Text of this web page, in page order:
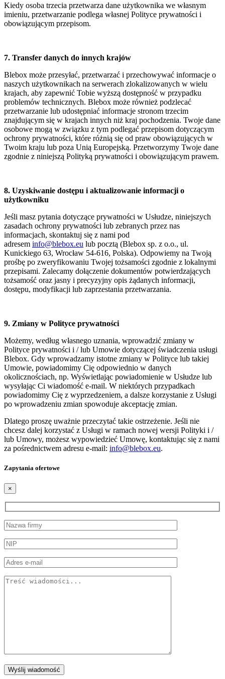
Kiedy osoba trzecia przetwarza dane użytkownika we własnym
imieniu, przetwarzanie podlega własnej Polityce prywatności i
obowiązującym przepisom.
7. Transfer danych do innych krajów
Blebox może przesyłać, przetwarzać i przechowywać informacje o
naszych użytkownikach na serwerach zlokalizowanych w wielu
krajach, aby zapewnić Tobie wyższą dostępność w przypadku
problemów technicznych. Blebox może również podzlecać
przetwarzanie lub udostępniać informacje stronom trzecim
znajdującym się w krajach innych niż kraj pochodzenia. Twoje dane
osobowe mogą w związku z tym podlegać przepisom dotyczącym
ochrony prywatności, które różnią się od praw obowiązujących w
Twoim kraju lub poza Unią Europejską. Przetworzymy Twoje dane
zgodnie z niniejszą Polityką prywatności i obowiązującym prawem.
8. Uzyskiwanie dostępu i aktualizowanie informacji o
użytkowniku
Jeśli masz pytania dotyczące prywatności w Usłudze, niniejszych
zasadach ochrony prywatności lub zebranych przez nas
informacjach, skontaktuj się z nami pod
adresem info@blebox.eu lub pocztą (Blebox sp. z o.o., ul.
Kunickiego 63, Wrocław 54-616, Polska). Odpowiemy na Twoją
prośbę po zweryfikowaniu Twojej tożsamości zgodnie z lokalnymi
przepisami. Zalecamy dołączenie dokumentów potwierdzających
tożsamość oraz jasny i precyzyjny opis żądanych informacji,
dostępu, modyfikacji lub zaprzestania przetwarzania.
9. Zmiany w Polityce prywatności
Możemy, według własnego uznania, wprowadzić zmiany w
Polityce prywatności i / lub Umowie dotyczącej świadczenia usługi
Blebox. Gdy wprowadzamy istotne zmiany w Polityce lub takiej
Umowie, powiadomimy Cię odpowiednio w danych
okolicznościach, np. Wyświetlając powiadomienie w Usłudze lub
wysyłając Ci wiadomość e-mail. W niektórych przypadkach
powiadomimy Cię z wyprzedzeniem, a dalsze korzystanie z Usługi
po wprowadzeniu zmian spowoduje akceptację zmian.
Dlatego proszę uważnie przeczytać takie ostrzeżenie. Jeśli nie
chcesz dalej korzystać z Usługi w ramach nowej wersji Polityki i /
lub Umowy, możesz wypowiedzieć Umowę, kontaktując się z nami
za pośrednictwem adresu e-mail: info@blebox.eu.
Zapytania ofertowe
×